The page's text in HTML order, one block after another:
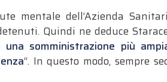
mentale dell’Azienda
Quindi ne deduce
somministrazione più
“. In questo modo, sempre